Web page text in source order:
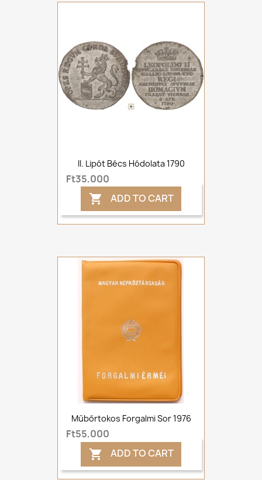
II. Lipót Bécs Hódolata 1790
Ft35,000
 ADD TO CART
Műbőrtokos Forgalmi Sor 1976
Ft55,000
 ADD TO CART